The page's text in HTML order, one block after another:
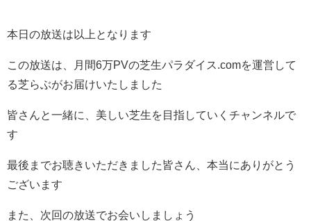
本日の放送は以上となります
この放送は、月間6万PVの芝生パラダイス.comを運営して
る芝らぶがお届けいたしました
皆さんと一緒に、美しい芝生を目指していくチャンネルで
す
最後までお聴きいただきました皆さん、本当にありがとう
ございます
また、次回の放送でお会いしましょう